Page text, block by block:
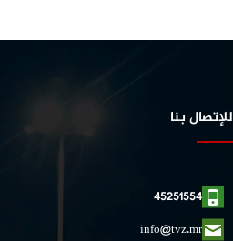
للإتصال بنا
45251554
info@tvz.mr